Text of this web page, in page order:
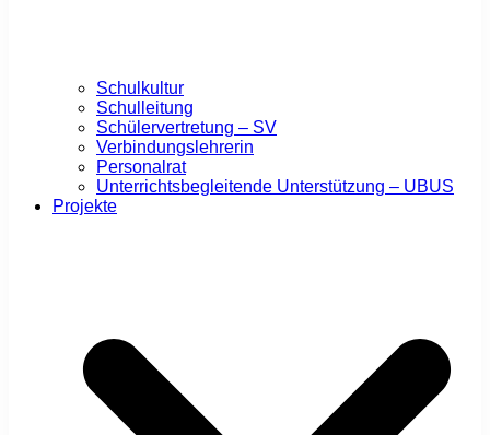
Schulkultur
Schulleitung
Schülervertretung – SV
Verbindungslehrerin
Personalrat
Unterrichtsbegleitende Unterstützung – UBUS
Projekte